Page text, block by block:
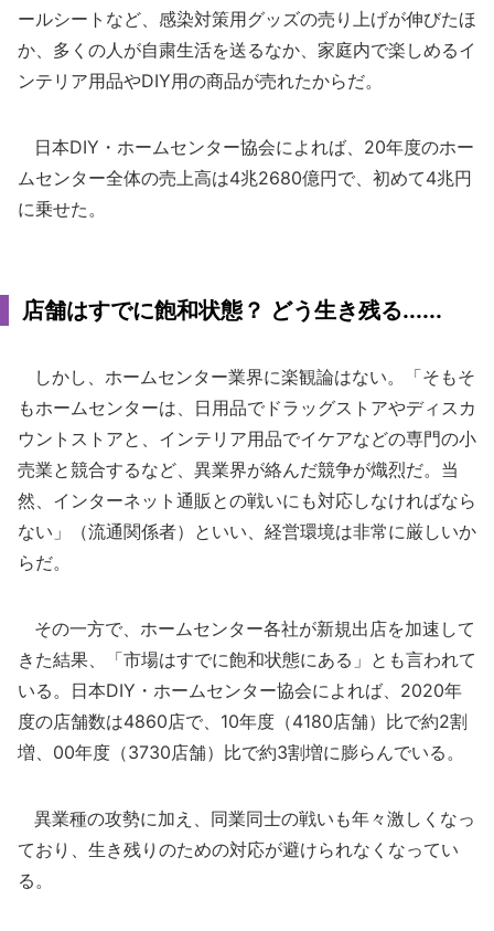
ールシートなど、感染対策用グッズの売り上げが伸びたほ
か、多くの人が自粛生活を送るなか、家庭内で楽しめるイ
ンテリア用品やDIY用の商品が売れたからだ。
日本DIY・ホームセンター協会によれば、20年度のホー
ムセンター全体の売上高は4兆2680億円で、初めて4兆円
に乗せた。
店舗はすでに飽和状態？ どう生き残る......
しかし、ホームセンター業界に楽観論はない。「そもそ
もホームセンターは、日用品でドラッグストアやディスカ
ウントストアと、インテリア用品でイケアなどの専門の小
売業と競合するなど、異業界が絡んだ競争が熾烈だ。当
然、インターネット通販との戦いにも対応しなければなら
ない」（流通関係者）といい、経営環境は非常に厳しいか
らだ。
その一方で、ホームセンター各社が新規出店を加速して
きた結果、「市場はすでに飽和状態にある」とも言われて
いる。日本DIY・ホームセンター協会によれば、2020年
度の店舗数は4860店で、10年度（4180店舗）比で約2割
増、00年度（3730店舗）比で約3割増に膨らんでいる。
異業種の攻勢に加え、同業同士の戦いも年々激しくなっ
ており、生き残りのための対応が避けられなくなってい
る。